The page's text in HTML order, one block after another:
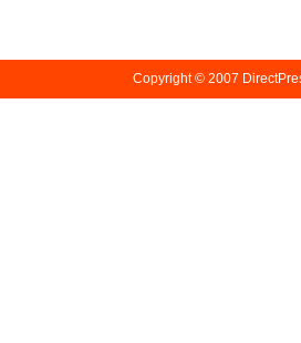
Copyright © 2007